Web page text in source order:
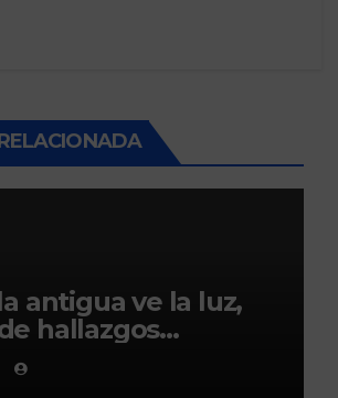
antigua ve la luz,
hallazgos